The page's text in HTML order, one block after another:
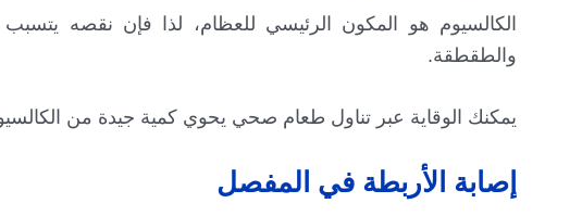
الكالسيوم هو المكون الرئيسي للعظام، لذا فإن نقصه
والطقطقة.
يمكنك الوقاية عبر تناول طعام صحي يحوي كمية جيدة من
إصابة الأربطة في المفصل